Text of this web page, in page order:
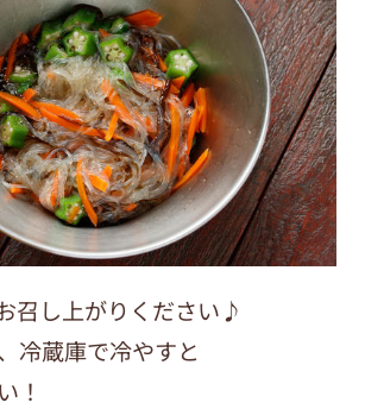
召し上がりください♪
冷蔵庫で冷やすと
！